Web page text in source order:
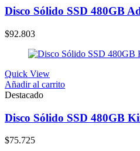
Disco Sólido SSD 480GB
$92.803
Quick View
Añadir al carrito
Destacado
Disco Sólido SSD 480GB
$75.725